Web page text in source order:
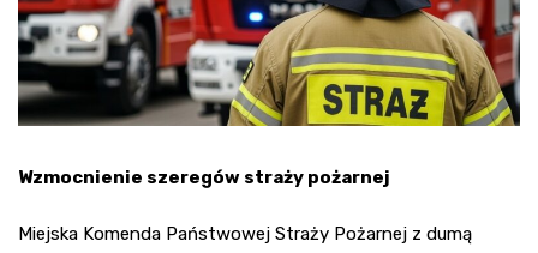
Wzmocnienie szeregów straży pożarnej
Miejska Komenda Państwowej Straży Pożarnej z dumą